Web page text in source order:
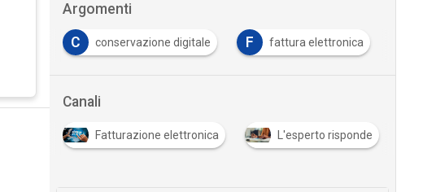
Argomenti
C conservazione digitale F fattura elettronica
Canali
Fatturazione elettronica L'esperto risponde